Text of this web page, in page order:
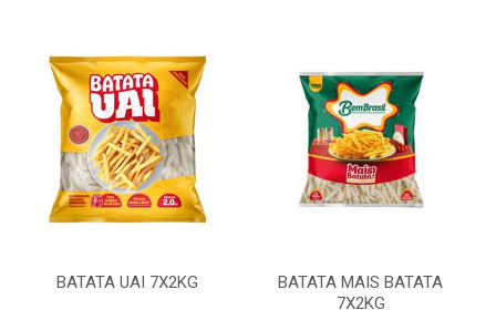
BATATA UAI 7X2KG
BATATA MAIS BATATA
7X2KG